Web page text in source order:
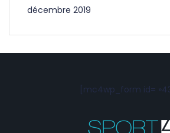
décembre 2019
[mc4wp_form id=